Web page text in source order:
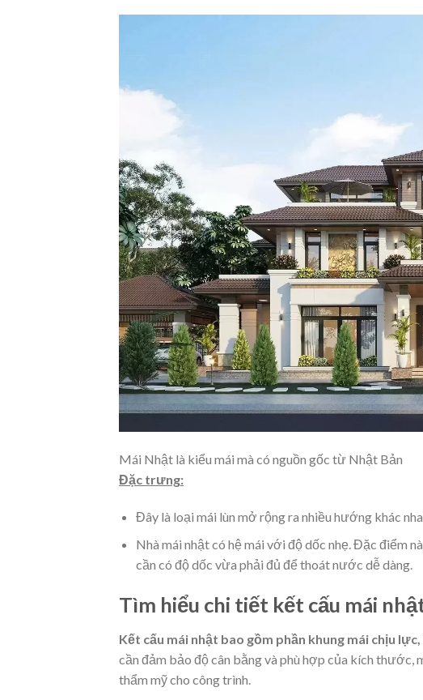
Mái Nhật là kiểu mái mà có nguồn gốc từ Nhật Bản
Đặc trưng:
Đây là loại mái lùn mở rộng ra nhiều hướng khác
Nhà mái nhật có hệ mái với độ dốc nhẹ. Đặc điểm
cần có độ dốc vừa phải đủ để thoát nước dễ dàng.
Tìm hiểu chi tiết kết cấu mái
Kết cấu mái nhật bao gồm phần khung mái chịu
cần đảm bảo độ cân bằng và phù hợp của kích thước,
thẩm mỹ cho công trình.